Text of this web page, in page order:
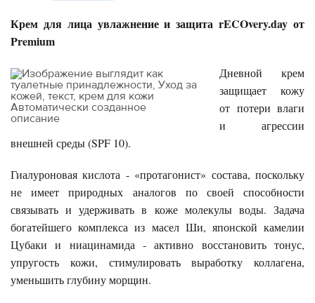
Крем для лица увлажнение и защита rECOvery.day от
Premium
Дневной крем
защищает кожу
от потери влаги
и агрессии
внешней среды (SPF 10).
Гиалуроновая кислота - «протагонист» состава, поскольку
не имеет природных аналогов по своей способности
связывать и удерживать в коже молекулы воды. Задача
богатейшего комплекса из масел Ши, японской камелии
Цубаки и ниацинамида - активно восстановить тонус,
упругость кожи, стимулировать выработку коллагена,
уменьшить глубину морщин.